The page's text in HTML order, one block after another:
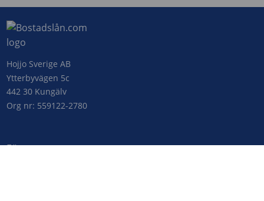
Hojjo Sverige AB
Ytterbyvägen 5c
442 30 Kungälv
Org nr: 559122-2780
Företaget